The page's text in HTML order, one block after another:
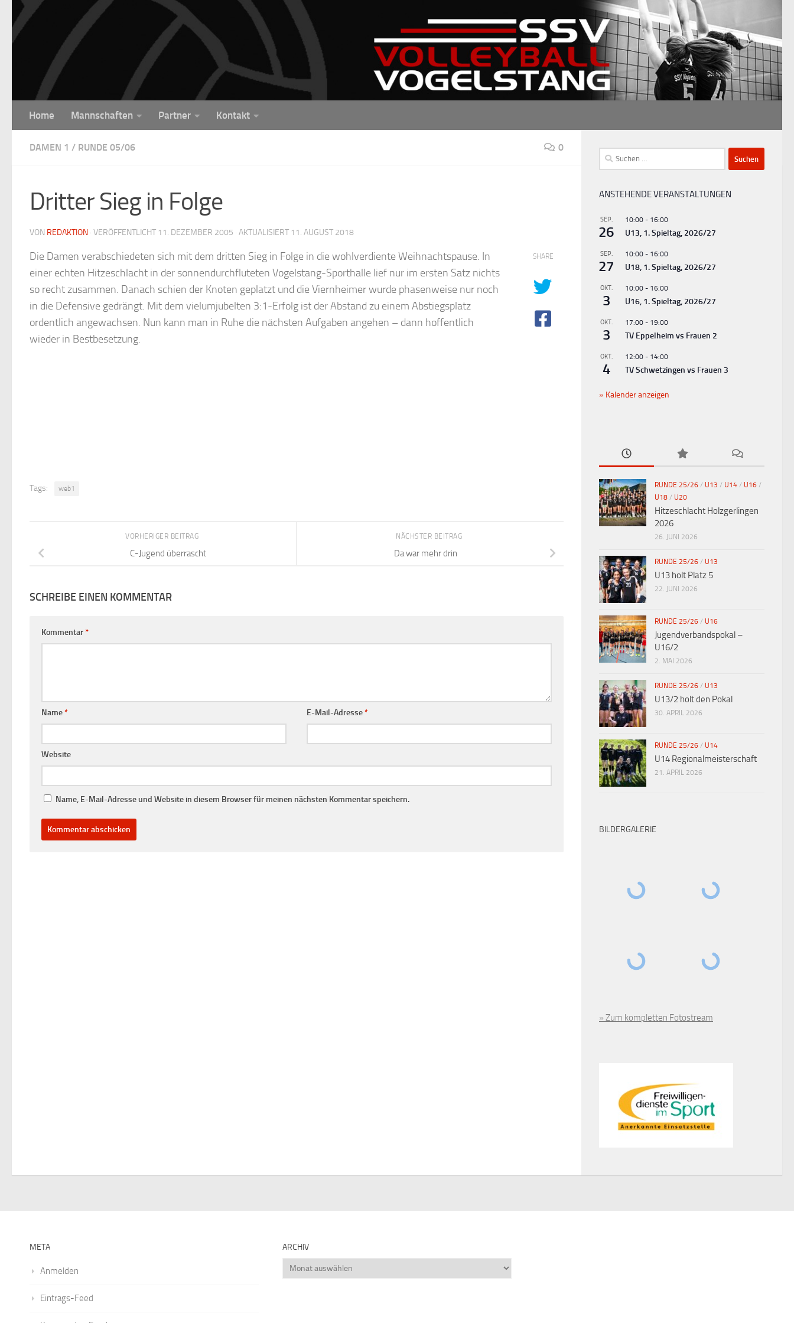
Unter dem Inhalt
Home Mannschaften Partner Kontakt
DAMEN 1 / RUNDE 05/06 0
Dritter Sieg in Folge
VON REDAKTION · VERÖFFENTLICHT 11. DEZEMBER 2005 · AKTUALISIERT 11. AUGUST 2018
Die Damen verabschiedeten sich mit dem dritten Sieg in Folge in die wohlverdiente Weihnachtspause. In
einer echten Hitzeschlacht in der sonnendurchfluteten Vogelstang-Sporthalle lief nur im ersten Satz nichts
so recht zusammen. Danach schien der Knoten geplatzt und die Viernheimer wurde phasenweise nur noch
in die Defensive gedrängt. Mit dem vielumjubelten 3:1-Erfolg ist der Abstand zu einem Abstiegsplatz
ordentlich angewachsen. Nun kann man in Ruhe die nächsten Aufgaben angehen – dann hoffentlich
wieder in Bestbesetzung.
SHARE
Tags: web1
NÄCHSTER BEITRAG
Da war mehr drin
VORHERIGER BEITRAG
C-Jugend überrascht
SCHREIBE EINEN KOMMENTAR
Kommentar*
Name* E-Mail-Adresse*
Website
Name, E-Mail-Adresse und Website in diesem Browser für meinen nächsten Kommentar speichern.
Suchen
nach:
ANSTEHENDE VERANSTALTUNGEN
SEP.
26
10:00 - 16:00
U13, 1. Spieltag, 2026/27
SEP.
27
10:00 - 16:00
U18, 1. Spieltag, 2026/27
OKT.
3
10:00 - 16:00
U16, 1. Spieltag, 2026/27
OKT.
3
17:00 - 19:00
TV Eppelheim vs Frauen 2
OKT.
4
12:00 - 14:00
TV Schwetzingen vs Frauen 3
Kalender anzeigen
RUNDE 25/26 / U13 / U14 / U16 /
U18 / U20
Hitzeschlacht Holzgerlingen
2026
26. JUNI 2026
RUNDE 25/26 / U13
U13 holt Platz 5
22. JUNI 2026
RUNDE 25/26 / U16
Jugendverbandspokal –
U16/2
2. MAI 2026
RUNDE 25/26 / U13
U13/2 holt den Pokal
30. APRIL 2026
RUNDE 25/26 / U14
U14 Regionalmeisterschaft
21. APRIL 2026
BILDERGALERIE
» Zum kompletten Fotostream
META
Anmelden
Eintrags-Feed
ARCHIV
Archiv